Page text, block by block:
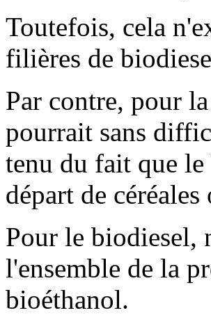
Toutefois, cela
filières de
Par contre, pour
pourrait sans
tenu du fait que
départ de
Pour le biodiesel,
l'ensemble de la
bioéthanol.